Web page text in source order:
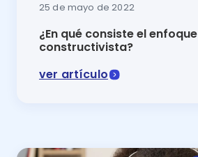
25 de mayo de 2022
¿En qué consiste el enfoque
constructivista?
ver artículo